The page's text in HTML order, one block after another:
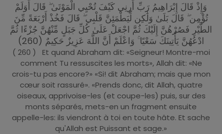
وَإِذْ قَالَ إِبْرَاهِيمُ رَبِّ أَرِنِي كَيْفَ تُحْيِي الْمَوْتَىٰ ۖ قَالَ أَوَلَمْ
تُؤْمِن ۖ قَالَ بَلَىٰ وَلَٰكِن لِّيَطْمَئِنَّ قَلْبِي ۖ قَالَ فَخُذْ أَرْبَعَةً مِّنَ
الطَّيْرِ فَصُرْهُنَّ إِلَيْكَ ثُمَّ اجْعَلْ عَلَىٰ كُلِّ جَبَلٍ مِّنْهُنَّ جُزْءًا ثُمَّ
ادْعُهُنَّ يَأْتِينَكَ سَعْيًا ۚ وَاعْلَمْ أَنَّ اللَّهَ عَزِيزٌ حَكِيمٌ (260)
( 260 ) Et quand Abraham dit: «Seigneur! Montre-moi
comment Tu ressuscites les morts», Allah dit: «Ne
crois-tu pas encore?» «Si! dit Abraham; mais que mon
cœur soit rassuré». «Prends donc, dit Allah, quatre
oiseaux, apprivoise-les (et coupe-les) puis, sur des
monts séparés, mets-en un fragment ensuite
appelle-les: ils viendront à toi en toute hâte. Et sache
qu'Allah est Puissant et sage.»